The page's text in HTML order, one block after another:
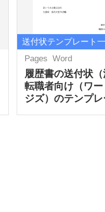
送付状テンプレート
Pages Word
履歴書の送付状
転職者向け（ワ
ジズ）のテンプ